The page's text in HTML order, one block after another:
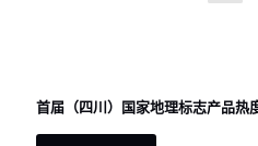
首届（四川）国家地理标志产品热